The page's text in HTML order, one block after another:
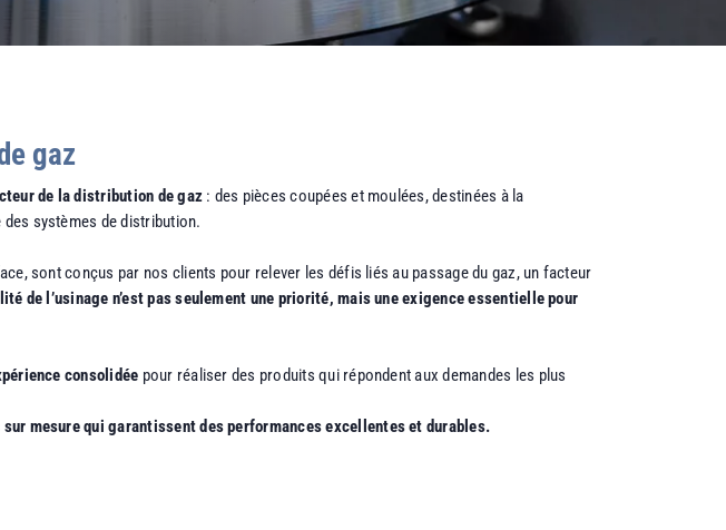
gaz
de la distribution de gaz : des pièces coupées et moulées, destinées à la
systèmes de distribution.
sont conçus par nos clients pour relever les défis liés au passage du gaz, un facteur
de l’usinage n’est pas seulement une priorité, mais une exigence essentielle pour
consolidée pour réaliser des produits qui répondent aux demandes les plus
mesure qui garantissent des performances excellentes et durables.